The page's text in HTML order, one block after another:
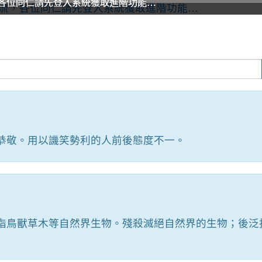
。用以譏笑勢利的人前後態度不一。
獸草木等自然界生物。殘殺滅絕自然界的生物；後泛